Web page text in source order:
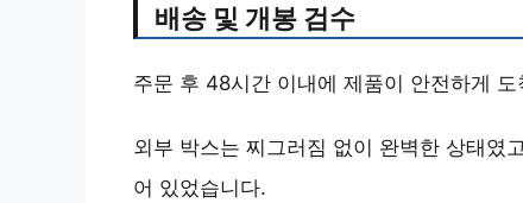
배송 및 개봉 검수
주문 후 48시간 이내에 제품이 안전하게 도
외부 박스는 찌그러짐 없이 완벽한 상태였
어 있었습니다.